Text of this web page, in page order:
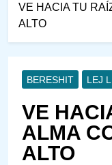
VE HACIA TU
ALTO
BERESHIT LEJ
VE
ALMA
ALTO